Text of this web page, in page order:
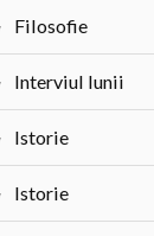
Filosofie
Interviul lunii
Istorie
Istorie